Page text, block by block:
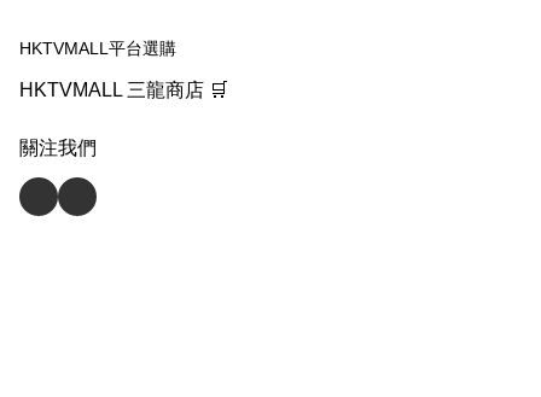
HKTVMALL平台選購
HKTVMALL 三龍商店 🛒
關注我們